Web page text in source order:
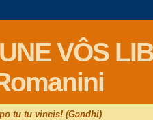
VÔS
tu tu vincis! (Gandhi)